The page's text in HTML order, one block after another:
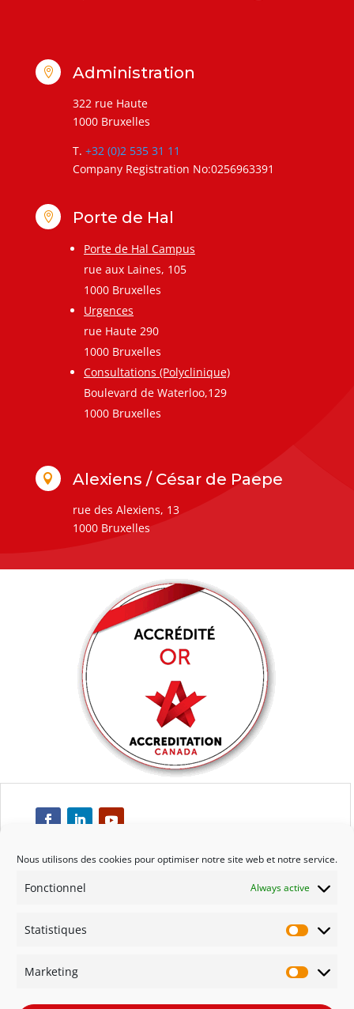
Nous utilisons des cookies pour optimiser notre site web et notre service.
Fonctionnel Always active
Statistiques
Marketing
 Administration
322 rue Haute
1000 Bruxelles
T. +32 (0)2 535 31 11
Company Registration No:0256963391
 Porte de Hal
Porte de Hal Campus
rue aux Laines, 105
1000 Bruxelles
Urgences
rue Haute 290
1000 Bruxelles
Consultations (Polyclinique)
Boulevard de Waterloo,129
1000 Bruxelles
 Alexiens / César de Paepe
rue des Alexiens, 13
1000 Bruxelles
Respect
Engagement
Qualité